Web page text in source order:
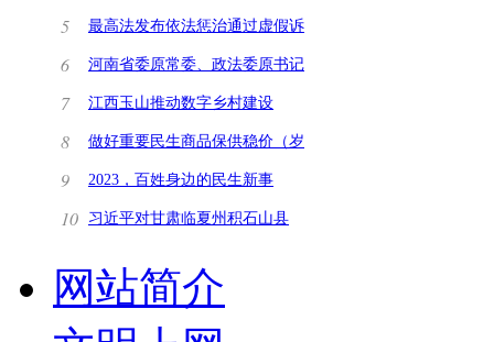
安徽宿州一网民被
5
最高法发布依法惩治通过虚假诉
讼逃废债典型刑
6
河南省委原常委、政法委原书记
甘荣坤受贿案一
7 江西玉山推动数字乡村建设
8
做好重要民生商品保供稳价（岁
末年初看保障）
9 2023，百姓身边的民生新事
10
习近平对甘肃临夏州积石山县
网站简介